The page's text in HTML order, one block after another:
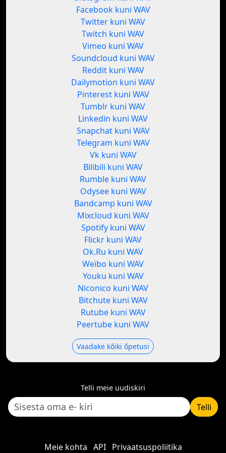
Facebook kuni WAV
Twitter kuni WAV
Twitch kuni WAV
Vimeo kuni WAV
Soundcloud kuni WAV
Reddit kuni WAV
Dailymotion kuni WAV
Pinterest kuni WAV
Tumblr kuni WAV
Linkedin kuni WAV
Snapchat kuni WAV
Telegram kuni WAV
Vk kuni WAV
Bilibili kuni WAV
Rumble kuni WAV
Odysee kuni WAV
Bandcamp kuni WAV
Mixcloud kuni WAV
Spotify kuni WAV
Flickr kuni WAV
Ok.Ru kuni WAV
Weibo kuni WAV
Youku kuni WAV
Niconico kuni WAV
Bitchute kuni WAV
Rutube kuni WAV
Peertube kuni WAV
Vaadake kõiki õpetusi
Telli meie uudiskiri
Telli
Meie kohta API Privaatsuspoliitika